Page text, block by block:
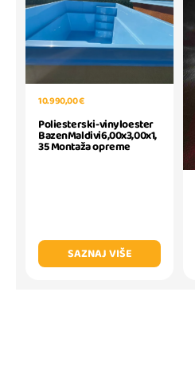
10.990,00 €
Poliesterski-vinyloester
BazenMaldivi6,00x3,00x1,
35 Montaža opreme
SAZNAJ VIŠE